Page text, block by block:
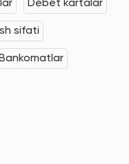
Debet kartalar
sifati
Bankomatlar